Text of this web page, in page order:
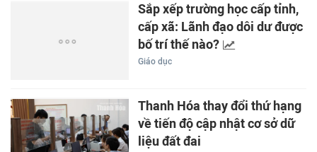
Sắp xếp trường học cấp tỉnh,
cấp xã: Lãnh đạo dôi dư được
bố trí thế nào?
Giáo dục
Thanh Hóa thay đổi thứ hạng
về tiến độ cập nhật cơ sở dữ
liệu đất đai